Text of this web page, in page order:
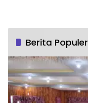
Berita Populer